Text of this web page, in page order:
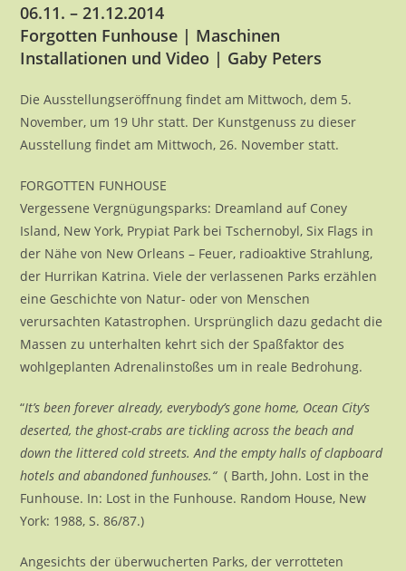
06.11. – 21.12.2014
Forgotten Funhouse | Maschinen
Installationen und Video | Gaby Peters
Die Ausstellungseröffnung findet am Mittwoch, dem 5.
November, um 19 Uhr statt. Der Kunstgenuss zu dieser
Ausstellung findet am Mittwoch, 26. November statt.
FORGOTTEN FUNHOUSE
Vergessene Vergnügungsparks: Dreamland auf Coney
Island, New York, Prypiat Park bei Tschernobyl, Six Flags in
der Nähe von New Orleans – Feuer, radioaktive Strahlung,
der Hurrikan Katrina. Viele der verlassenen Parks erzählen
eine Geschichte von Natur- oder von Menschen
verursachten Katastrophen. Ursprünglich dazu gedacht die
Massen zu unterhalten kehrt sich der Spaßfaktor des
wohlgeplanten Adrenalinstoßes um in reale Bedrohung.
“It’s been forever already, everybody’s gone home, Ocean City’s
deserted, the ghost-crabs are tickling across the beach and
down the littered cold streets. And the empty halls of clapboard
hotels and abandoned funhouses.“( Barth, John. Lost in the
Funhouse. In: Lost in the Funhouse. Random House, New
York: 1988, S. 86/87.)
Angesichts der überwucherten Parks, der verrotteten